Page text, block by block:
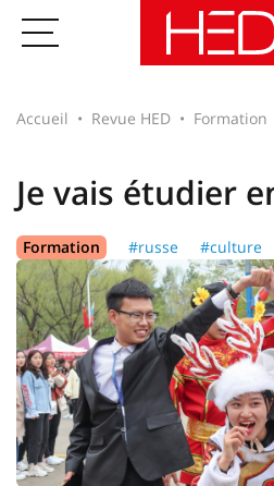
Accueil Revue HED Formation
Je vais étudier
Formation #russe #culture